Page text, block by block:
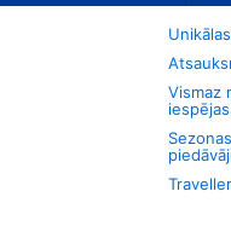
Vismaz
iespējas